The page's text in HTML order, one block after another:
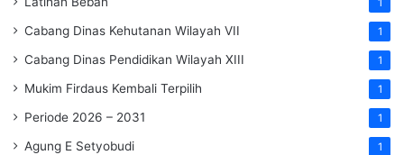
1
Cabang Dinas Kehutanan Wilayah VII 1
Cabang Dinas Pendidikan Wilayah XIII 1
Mukim Firdaus Kembali Terpilih 1
Periode 2026 – 2031 1
Agung E Setyobudi 1